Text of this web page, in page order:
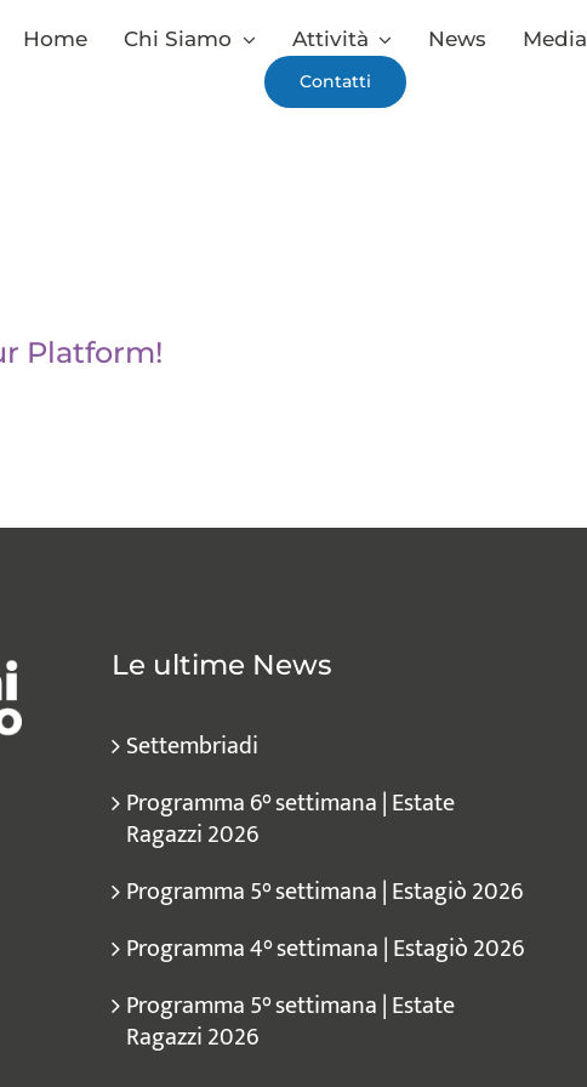
Home Chi Siamo Attività News Media
Contatti
Platform!
Le ultime News
Settembriadi
Programma 6° settimana | Estate
Ragazzi 2026
Programma 5° settimana | Estagiò 2026
Programma 4° settimana | Estagiò 2026
Programma 5° settimana | Estate
Ragazzi 2026